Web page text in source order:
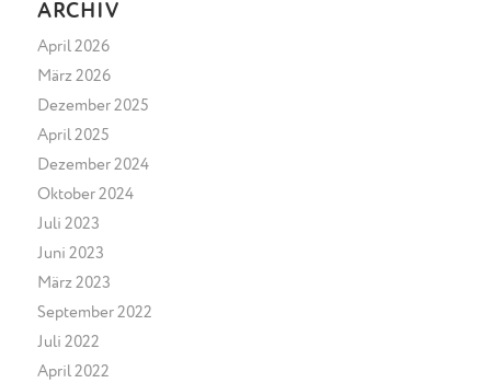
ARCHIV
April 2026
März 2026
Dezember 2025
April 2025
Dezember 2024
Oktober 2024
Juli 2023
Juni 2023
März 2023
September 2022
Juli 2022
April 2022